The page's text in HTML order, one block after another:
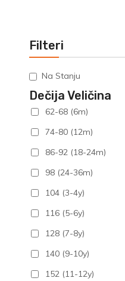
izabrane
stranici
proizvoda.
Filteri
Na Stanju
Dečija Veličina
62-68 (6m)
74-80 (12m)
86-92 (18-24m)
98 (24-36m)
104 (3-4y)
116 (5-6y)
128 (7-8y)
140 (9-10y)
152 (11-12y)